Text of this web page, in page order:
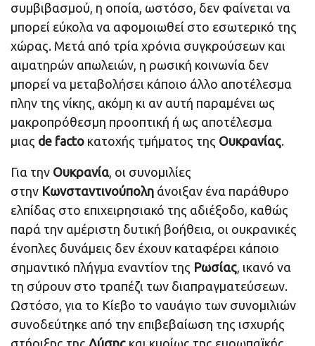
συμβιβασμού, η οποία, ωστόσο, δεν φαίνεται να
μπορεί εύκολα να αφομοιωθεί στο εσωτερικό της
χώρας. Μετά από τρία χρόνια συγκρούσεων και
αιματηρών απωλειών, η ρωσική κοινωνία δεν
μπορεί να μεταβολήσει κάποιο άλλο αποτέλεσμα
πλην της νίκης, ακόμη κι αν αυτή παραμένει ως
μακροπρόθεσμη προοπτική ή ως αποτέλεσμα
μιας de facto κατοχής τμήματος της Ουκρανίας.
Για την Ουκρανία, οι συνομιλίες
στην Κωνσταντινούπολη άνοιξαν ένα παράθυρο
ελπίδας στο επιχειρησιακό της αδιέξοδο, καθώς
παρά την αμέριστη δυτική βοήθεια, οι ουκρανικές
ένοπλες δυνάμεις δεν έχουν καταφέρει κάποιο
σημαντικό πλήγμα εναντίον της Ρωσίας, ικανό να
τη σύρουν στο τραπέζι των διαπραγματεύσεων.
Ωστόσο, για το Κίεβο το ναυάγιο των συνομιλιών
συνοδεύτηκε από την επιβεβαίωση της ισχυρής